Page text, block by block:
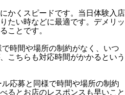
かくスピードです。当日体験入店
たい時などに最適です。デメリッ
ことです。
時間や場所の制約がなく、いつ
こちらも対応時間がかかるという
応募と同様で時間や場所の制約
るとお店のレスポンスも早いこと